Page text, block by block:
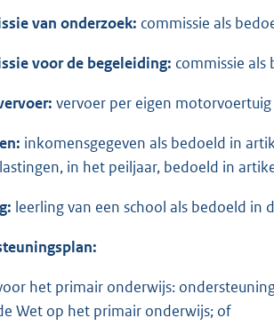
van onderzoek: commissie als
voor de begeleiding: commissie
vervoer per eigen
inkomensgegeven als bedoeld in
in het peiljaar, bedoeld in
leerling van een school als bedoeld in
het primair onderwijs:
Wet op het primair onderwijs; of